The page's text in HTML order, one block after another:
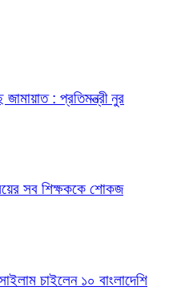
: প্রতিমন্ত্রী নুর
সব শিক্ষককে শোকজ
চাইলেন ১০ বাংলাদেশি